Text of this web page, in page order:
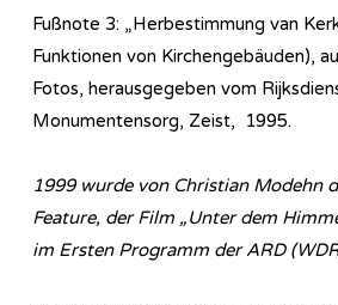
Fußnote 3: „Herbestimmung van
Funktionen von Kirchengebäuden),
Fotos, herausgegeben vom
Monumentensorg, Zeist, 1995.
1999 wurde von Christian Modehn
Feature, der Film „Unter dem
im Ersten Programm der ARD